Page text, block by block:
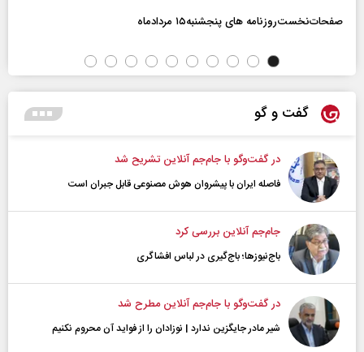
صفحات‌نخست‌روزنامه ها‌ی پنجشنبه‌۱۵ مردادماه
گفت و گو
در گفت‌و‌گو با جام‌جم آنلاین تشریح شد
فاصله ایران با پیشرو‌ان هوش مصنوعی قابل جبران است
جام‌جم آنلاین بررسی کرد
باج‌نیوزها؛ باج‌گیری در لباس افشاگری
در گفت‌و‌گو با جام‌جم آنلاین مطرح شد
شیر مادر جایگزین ندارد | نوزادان را از فواید آن محروم نکنیم